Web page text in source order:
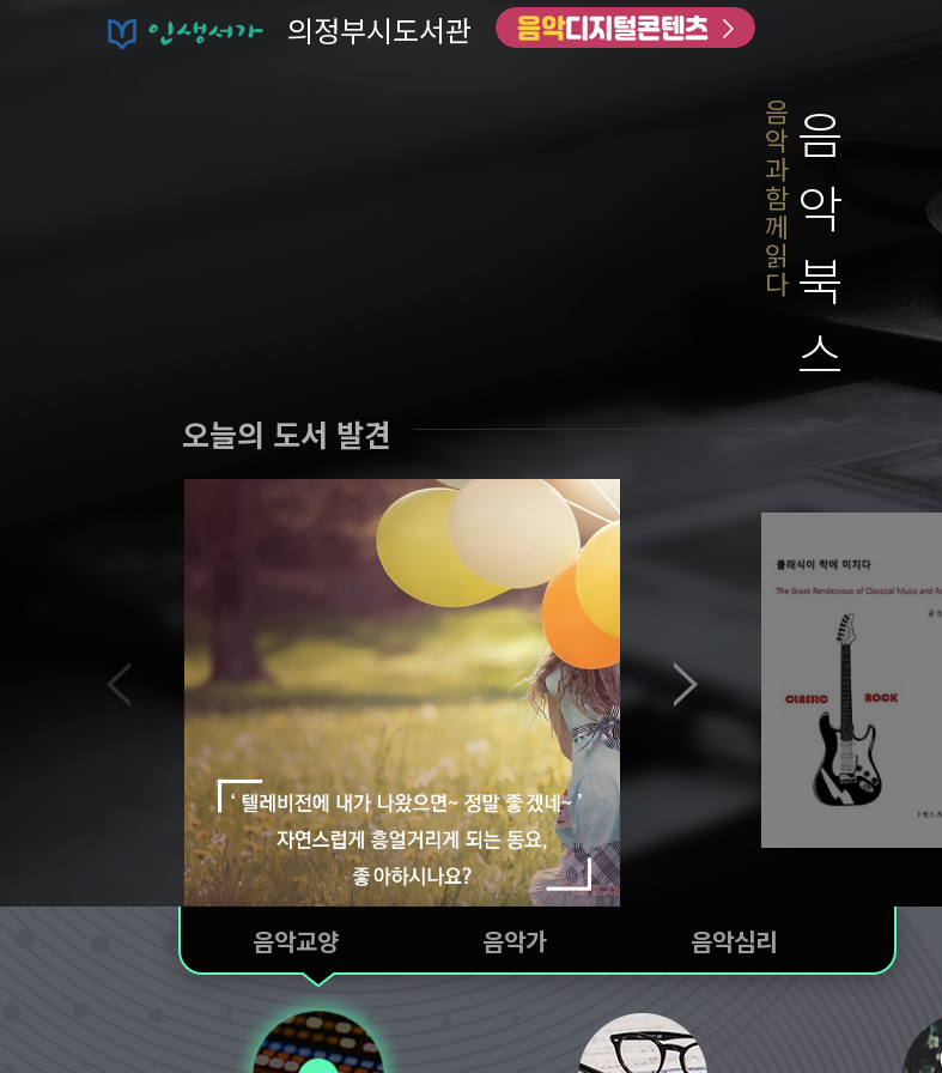
의정부시도서관
음
악
과
함
께
읽
다
음
악
북
스
오늘의 도서 발견
음악교양 음악가 음악심리